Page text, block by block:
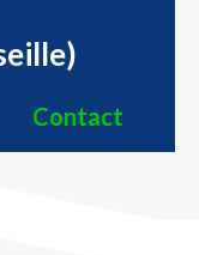
Contact